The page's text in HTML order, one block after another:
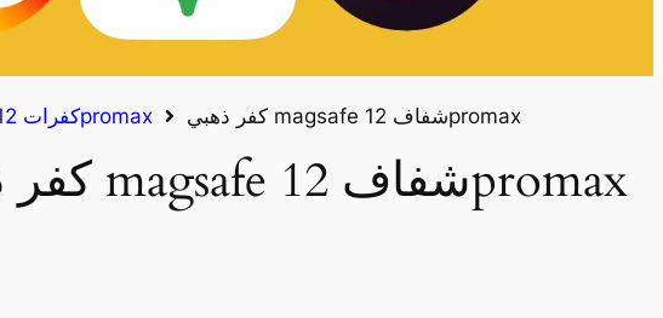
كفرات 12promax كفر ذهبي magsafe شفاف 12promax
كفر ذهبي magsafe شفاف 12promax